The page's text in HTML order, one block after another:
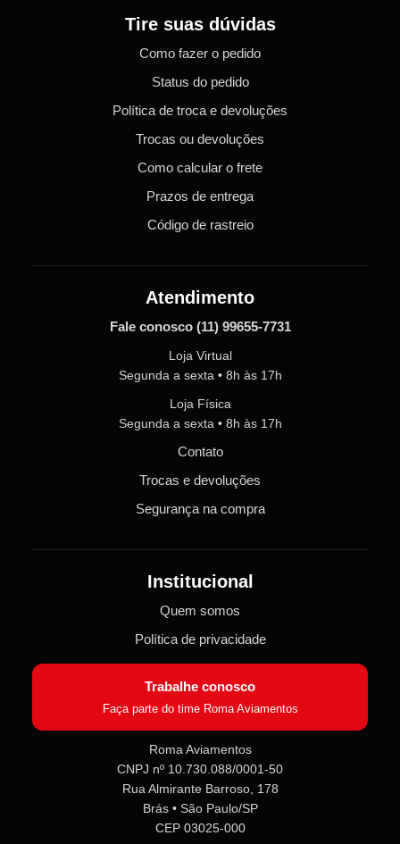
Roma Aviamentos
Tire suas dúvidas
Como fazer o pedido
Status do pedido
Política de troca e devoluções
Trocas ou devoluções
Como calcular o frete
Prazos de entrega
Código de rastreio
Atendimento
Fale conosco (11) 99655-7731
Loja Virtual
Segunda a sexta • 8h às 17h
Loja Física
Segunda a sexta • 8h às 17h
Contato
Trocas e devoluções
Segurança na compra
Institucional
Quem somos
Política de privacidade
Trabalhe conosco
Faça parte do time Roma Aviamentos
Roma Aviamentos
CNPJ nº 10.730.088/0001-50
Rua Almirante Barroso, 178
Brás • São Paulo/SP
CEP 03025-000